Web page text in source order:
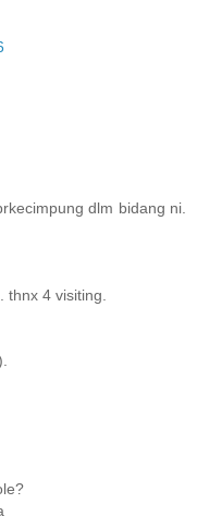
dlm bidang ni.
4 visiting.